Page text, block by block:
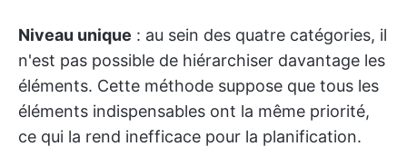
Niveau unique : au sein des quatre catégories, il
n'est pas possible de hiérarchiser davantage les
éléments. Cette méthode suppose que tous les
éléments indispensables ont la même priorité,
ce qui la rend inefficace pour la planification.